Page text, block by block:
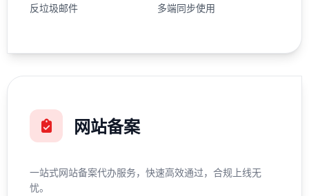
反垃圾邮件
多端同步使用
网站备案
一站式网站备案代办服务，快速高效通过，合规上线无
忧。